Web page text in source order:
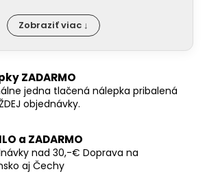
s
u
Zobraziť viac ↓
ZADARMO
jedna tlačená nálepka pribalená
objednávky.
a ZADARMO
nad 30,-€ Doprava na
aj Čechy